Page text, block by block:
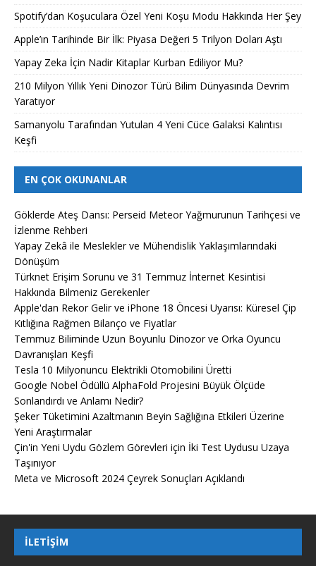
Spotify’dan Koşuculara Özel Yeni Koşu Modu Hakkında Her Şey
Apple’ın Tarihinde Bir İlk: Piyasa Değeri 5 Trilyon Doları Aştı
Yapay Zeka İçin Nadir Kitaplar Kurban Ediliyor Mu?
210 Milyon Yıllık Yeni Dinozor Türü Bilim Dünyasında Devrim
Yaratıyor
Samanyolu Tarafından Yutulan 4 Yeni Cüce Galaksi Kalıntısı
Keşfi
EN ÇOK OKUNANLAR
Göklerde Ateş Dansı: Perseid Meteor Yağmurunun Tarihçesi ve
İzlenme Rehberi
Yapay Zekâ ile Meslekler ve Mühendislik Yaklaşımlarındaki
Dönüşüm
Türknet Erişim Sorunu ve 31 Temmuz İnternet Kesintisi
Hakkında Bilmeniz Gerekenler
Apple'dan Rekor Gelir ve iPhone 18 Öncesi Uyarısı: Küresel Çip
Kıtlığına Rağmen Bilanço ve Fiyatlar
Temmuz Biliminde Uzun Boyunlu Dinozor ve Orka Oyuncu
Davranışları Keşfi
Tesla 10 Milyonuncu Elektrikli Otomobilini Üretti
Google Nobel Ödüllü AlphaFold Projesini Büyük Ölçüde
Sonlandırdı ve Anlamı Nedir?
Şeker Tüketimini Azaltmanın Beyin Sağlığına Etkileri Üzerine
Yeni Araştırmalar
Çin'in Yeni Uydu Gözlem Görevleri için İki Test Uydusu Uzaya
Taşınıyor
Meta ve Microsoft 2024 Çeyrek Sonuçları Açıklandı
İLETIŞIM